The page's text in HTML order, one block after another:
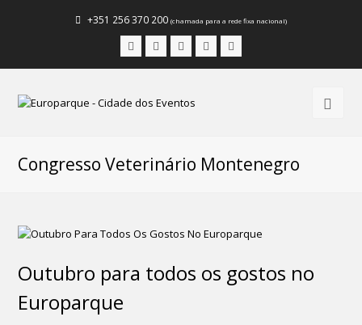
+351 256 370 200 (chamada para a rede fixa nacional)
FacebookInstagram
LinkedInYoutube
Congresso Veterinário Montenegro
Outubro para todos os gostos no
Europarque